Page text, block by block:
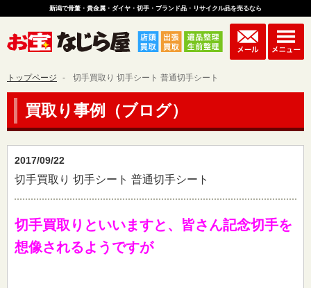
新潟で骨董・貴金属・ダイヤ・切手・ブランド品・リサイクル品を売るなら
トップページ 切手買取り 切手シート 普通切手シート
買取り事例（ブログ）
2017/09/22
切手買取り 切手シート 普通切手シート
切手買取りといいますと、皆さん記念切手を
想像されるようですが